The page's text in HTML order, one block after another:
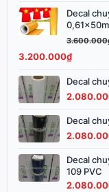
3.600.000₫.
Decal
3.600.000
Giá
gốc
3.600.000₫.
3.200.000₫
Giá
hiện
là:
3.200.000₫.
Decal
Decal
Decal
109 PVC